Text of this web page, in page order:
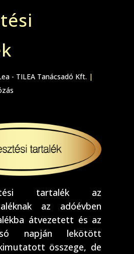
- TILEA Tanácsadó Kft. |
tartalék az
az adóévben
átvezetett és az
napján lekötött
összege, de